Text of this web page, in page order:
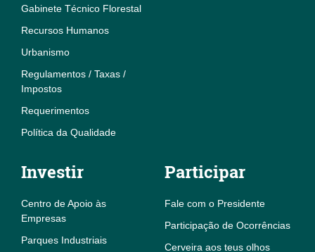
Gabinete Técnico Florestal
Recursos Humanos
Urbanismo
Regulamentos / Taxas /
Impostos
Requerimentos
Política da Qualidade
Investir
Centro de Apoio às
Empresas
Parques Industriais
Participar
Fale com o Presidente
Participação de Ocorrências
Cerveira aos teus olhos